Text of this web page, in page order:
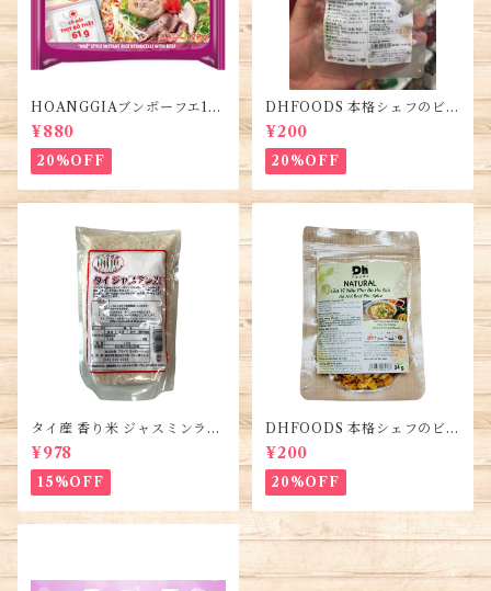
HOANGGIAブンボーフエ12
0g (5袋)・Bún Bò Huế
¥880
20%OFF
DHFOODS 本格シェフのビー
フフォーのセット・Gia Vị Ph
ở Bò Sài Gòn
¥200
20%OFF
タイ産 香り米 ジャスミンライ
ス450g (2袋)・Thai Jasmine
Rice・Gao Thai
¥978
15%OFF
DHFOODS 本格シェフのビー
フフォーのセット・Gia Vị Ph
ở Bò Hà Nội
¥200
20%OFF